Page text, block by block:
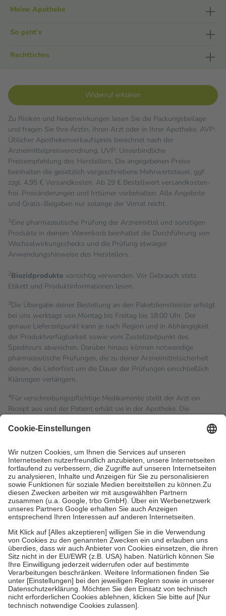
Meine Apotheke
So geht's
Rechtliches
Widerruf erklären
Zu Risiken und Nebenwirkungen lesen Sie die Packungsbeilage
und fragen Sie Ihre Ärztin, Ihren Arzt oder in Ihrer Apotheke. AVP:
Üblicher Apothekenverkaufspreis berechnet nach der
Arzneimittelpreisverordnung. UVP: Unverbindliche
Preisempfehlung des Herstellers. Die angegebenen Preise
beinhalten die gesetzlich vorgeschriebene Mehrwertsteuer, ggf.
zzgl. 4,95 € Versandkosten. Ab 29 € Bestell­wert versand­kosten­
frei. Preisänderungen und Irrtümer vorbehalten. Alle Angebote
und Gratis-Beigaben nur solange der Vorrat reicht.
1Eine pharmazeutische Prüfung der Arzneimittel und sonstigen
Produkte in deinem Warenkorb beinhaltet die Durchführung von
Wechselwirkungschecks und die Prüfung etwaiger
Anwendungshinweise des Herstellers.
2Biozidprodukte vorsichtig verwenden. Vor Gebrauch stets
Etikett und Produktinformationen lesen.
3Die Übergabe deiner Bestellung an den Paketdienstleister erfolgt
bei uns werktags von Montag bis Freitag bis 18:00 Uhr. Der
genaue Lieferzeitpunkt kann je nach Region und in Abhängigkeit
der Produktverfügbarkeit sowie vom Zustellzeitpunkt des
Spediteurs abweichen. Darüber hinaus können notwendige
pharmazeutische Prüfungen, die zu deiner Arzneimittelsicherheit
dienen, die Lieferfrist um die Dauer der Prüfungen einschließlich
Klärungen verlängern.
4Für verschreibungspflichtige Medikamente stellt der Arzt ein
Rezept aus und der Patient erhält sie in der Apotheke. Die
Kosten dafür, der Versicherte trägt einen Teil davon als Zuzahlung
Grundsätzlich leisten Mitglieder Zuzahlungen in Höhe von zehn
Prozent des Abgabepreises,mindestensjedochfünf Euround
höchstens zehn Euro.Es sind jedoch nie mehr als die
tatsächlichen Kosten der Leistung zu entrichten.
Diese Regeln gelten grundsätzlich auch für Online-Apotheken.
Bei Heilmitteln und häuslicher Krankenpflege beträgt die
Zuzahlung zehn Prozent der Kosten sowie zehn Euro je
Um das Engagement der Versicherten für ihre eigene Gesundheit
zu stärken und die besondere Stellung der Familie zu unterstützen,
fallenkeine Zuzahlungenan bei:
• Kindern und Jugendlichen bis zum vollendeten 18. Lebensjahr
mit Ausnahme der Fahrkosten
• Untersuchungen zur Vorsorge und Früherkennung, die von der
GKV getragen werden
• empfohlenen Schutzimpfungen